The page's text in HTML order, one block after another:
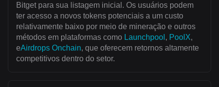
Bitget para sua listagem inicial. Os usuários podem
ter acesso a novos tokens potenciais a um custo
relativamente baixo por meio de mineração e outros
métodos em plataformas como Launchpool , PoolX,
eAirdrops Onchain, que oferecem retornos altamente
competitivos dentro do setor.